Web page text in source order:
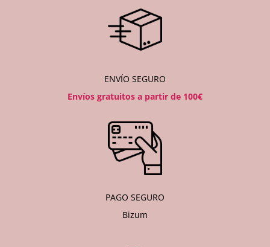
ENVÍO SEGURO
Envíos gratuitos a partir de 100€
PAGO SEGURO
Bizum